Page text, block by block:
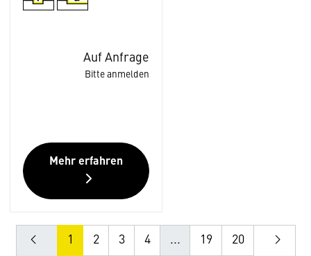
Auf Anfrage
Bitte anmelden
Mehr erfahren
1 2 3 4 ... 19 20